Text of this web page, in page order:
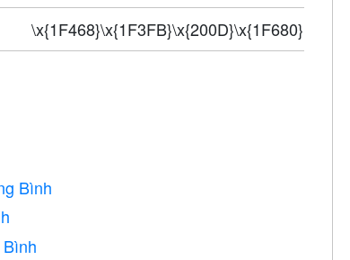
\x{1F468}\x{1F3FB}\x{200D}\x{1F680}
Bình